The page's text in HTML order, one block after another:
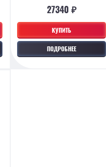
КУПИТЬ
ПОДРОБНЕЕ
27340 ₽